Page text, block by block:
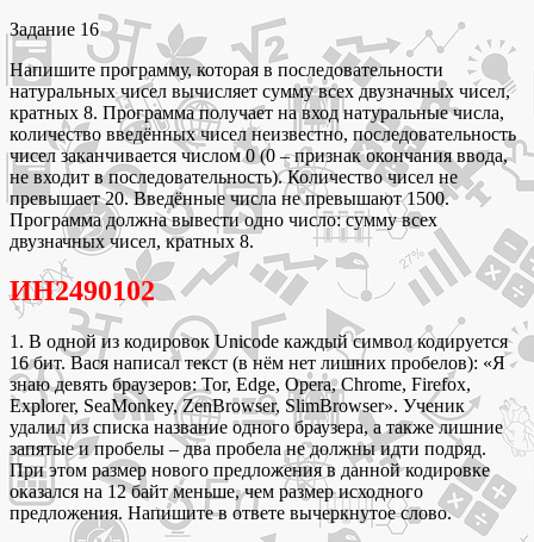
Задание 16
Напишите программу, которая в последовательности
натуральных чисел вычисляет сумму всех двузначных чисел,
кратных 8. Программа получает на вход натуральные числа,
количество введённых чисел неизвестно, последовательность
чисел заканчивается числом 0 (0 – признак окончания ввода,
не входит в последовательность). Количество чисел не
превышает 20. Введённые числа не превышают 1500.
Программа должна вывести одно число: сумму всех
двузначных чисел, кратных 8.
ИН2490102
1. В одной из кодировок Unicode каждый символ кодируется
16 бит. Вася написал текст (в нём нет лишних пробелов): «Я
знаю девять браузеров: Tor, Edge, Opera, Chrome, Firefox,
Explorer, SeaMonkey, ZenBrowser, SlimBrowser». Ученик
удалил из списка название одного браузера, а также лишние
запятые и пробелы – два пробела не должны идти подряд.
При этом размер нового предложения в данной кодировке
оказался на 12 байт меньше, чем размер исходного
предложения. Напишите в ответе вычеркнутое слово.